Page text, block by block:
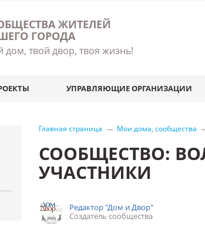
ЖИТЕЛЕЙ
ГОРОДА
дом, твой двор, твоя жизнь!
УПРАВЛЯЮЩИЕ ОРГАНИЗАЦИИ
Главная страница Мои дома, сообщества
СООБЩЕСТВО:
УЧАСТНИКИ
Редактор "Дом и Двор"
Создатель сообщества